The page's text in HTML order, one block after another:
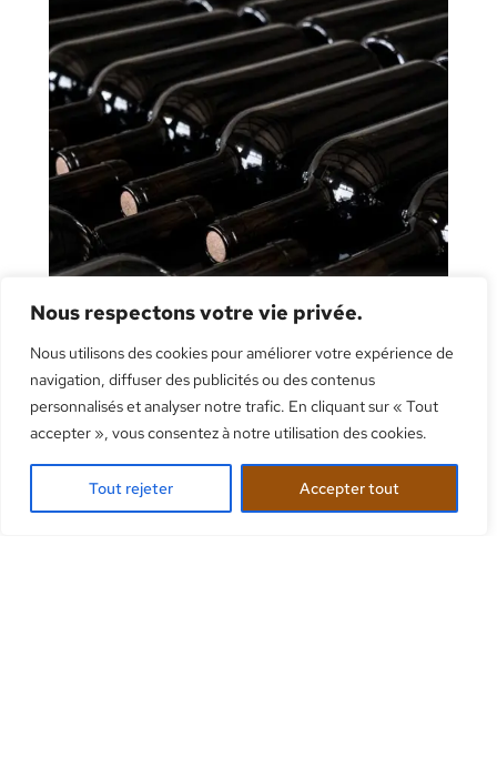
Nous respectons votre vie privée.
Nous utilisons des cookies pour améliorer votre expérience de
navigation, diffuser des publicités ou des contenus
personnalisés et analyser notre trafic. En cliquant sur « Tout
accepter », vous consentez à notre utilisation des cookies.
Tout rejeter Accepter tout
UT TEMPOR